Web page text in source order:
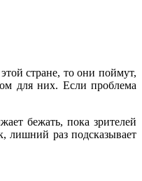
стране, то они поймут,
для них. Если проблема
бежать, пока зрителей
лишний раз подсказывает